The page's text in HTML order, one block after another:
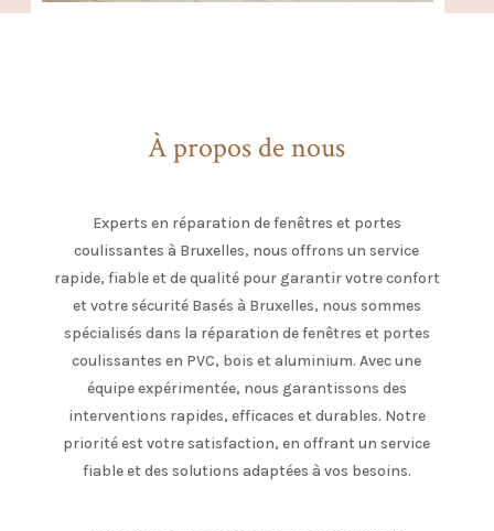
À propos de nous
Experts en réparation de fenêtres et portes
coulissantes à Bruxelles, nous offrons un service
rapide, fiable et de qualité pour garantir votre confort
et votre sécurité Basés à Bruxelles, nous sommes
spécialisés dans la réparation de fenêtres et portes
coulissantes en PVC, bois et aluminium. Avec une
équipe expérimentée, nous garantissons des
interventions rapides, efficaces et durables. Notre
priorité est votre satisfaction, en offrant un service
fiable et des solutions adaptées à vos besoins.